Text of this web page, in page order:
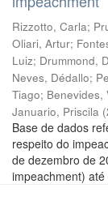
Rizzotto, Carla;
Oliari, Artur;
Luiz; Drummond,
Neves, Dédallo;
Tiago; Benevides,
Januario, Priscila (
Base de dados
respeito do
de dezembro de
impeachment)